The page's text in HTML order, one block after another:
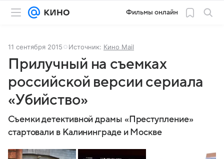
Фильмы онлайн
11 сентября 2015 Источник: Кино Mail
Прилучный на съемках
российской версии сериала
«Убийство»
Съемки детективной драмы «Преступление»
стартовали в Калининграде и Москве